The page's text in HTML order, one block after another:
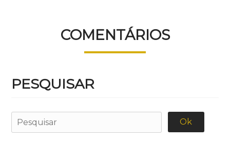
COMENTÁRIOS
PESQUISAR